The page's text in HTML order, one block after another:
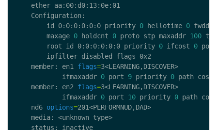
		id 0:0:0:0:0:0 priority
0 hellotime 0
		maxage
0 holdcnt 0 proto stp maxaddr 100
		root id 0:0:0:0:0:0 priority
0 ifcost 0
	member: en1
flags=
	        ifmaxaddr
0 port 9 priority 0 path cost
	member: en2
flags=
	        ifmaxaddr
0 port 10 priority 0 path
	nd6
options=